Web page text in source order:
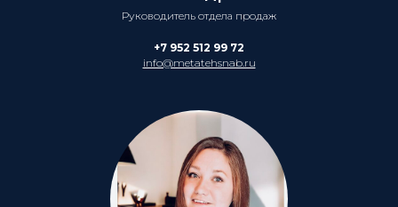
Руководитель отдела продаж
+7 952 512 99 72
info@metatehsnab.ru